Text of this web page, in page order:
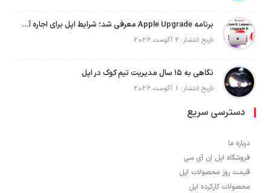
برنامه Apple Upgrade معرفی شد؛ شرایط اپل برای اجاره آیفون، آیپد، مک و اپل واچ
تاریخ انتشار: 2 آگوست 2026
نگاهی به ۱۵ سال مدیریت تیم کوک در اپل
تاریخ انتشار: 1 آگوست 2026
دسترسی سریع
درباره ما
فروشگاه اپل اِن آی سی
قیمت روز محصولات اپل
محصولات کارکرده اپل